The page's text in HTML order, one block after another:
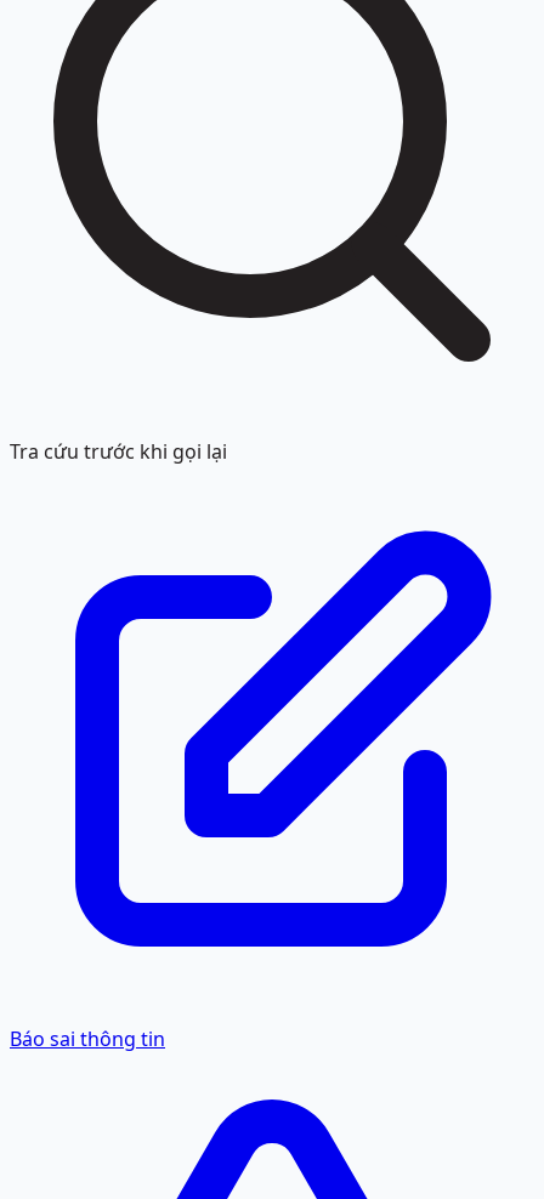
Tra cứu trước khi gọi lại
Báo sai thông tin